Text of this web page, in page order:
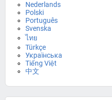
Nederlands
Polski
Português
Svenska
ไทย
Türkçe
Українська
Tiếng Việt
中文